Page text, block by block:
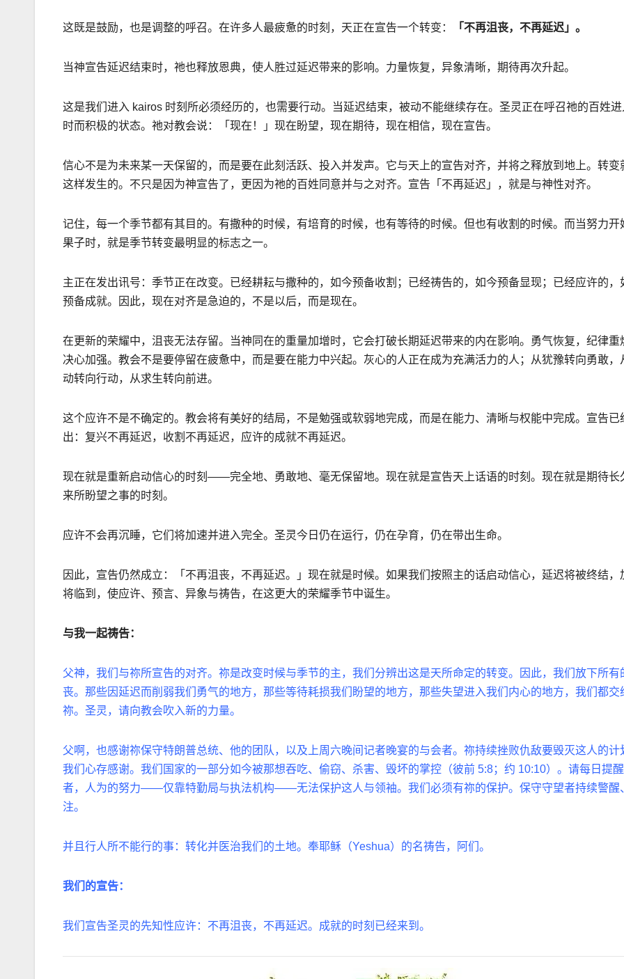
这既是鼓励，也是调整的呼召。在许多人最疲惫的时刻，天正在宣告一个转变： 「不再沮丧，不再延迟 」。
当神宣告延迟结束时，祂也释放恩典，使人胜过延迟带来的影响。力量恢复，异象清晰，期待再次升起。
这是我们进入 kairos 时刻所必须经历的，也需要行动。当延迟结束，被动不能继续存在。圣灵正在呼召祂的百姓进
时而积极的状态。祂对教会说：
「现在！」现在盼望，现在期待，现在相信，现在宣告。
信心不是为未来某一天保留的，而是要在此刻活跃、投入并发声。它与天上的宣告对齐，并将之释放到地上。转变
这样发生的。不只是因为神宣告了，更因为祂的百姓同意并与之对齐。宣告「不再延迟 」，就是与神性对齐。
记住，每一个季节都有其目的。有撒种的时候，有培育的时候，也有等待的时候。但也有收割的时候。而当努力开
果子时，就是季节转变最明显的标志之一。
主正在发出讯号：季节正在改变。已经耕耘与撒种的，如今预备收割；已经祷告的，如今预备显现；已经应许的，
预备成就。因此，现在对齐是急迫的，不是以后，而是现在。
在更新的荣耀中，沮丧无法存留。当神同在的重量加增时，它会打破长期延迟带来的内在影响。勇气恢复，纪律重
决心加强。教会不是要停留在疲惫中，而是要在能力中兴起。灰心的人正在成为充满活力的人；从犹豫转向勇敢，
动转向行动，从求生转向前进。
这个应许不是不确定的。教会将有美好的结局，不是勉强或软弱地完成，而是在能力、清晰与权能中完成。宣告已
出：复兴不再延迟，收割不再延迟，应许的成就不再延迟。
现在就是重新启动信心的时刻 ——完全地、勇敢地、毫无保留地。现在就是宣告天上话语的时刻。现在就是期待长
来所盼望之事的时刻。
应许不会再沉睡，它们将加速并进入完全。圣灵今日仍在运行，仍在孕育，仍在带出生命。
因此，宣告仍然成立：「不再沮丧，不再延迟。」现在就是时候。如果我们按照主的话启动信心，延迟将被终结，
将临到，使应许、预言、异象与祷告，在这更大的荣耀季节中诞生。
与我一起祷告：
父神，我们与祢所宣告的对齐。祢是改变时候与季节的主，我们分辨出这是天所命定的转变。因此，我们放下所有
丧。那些因延迟而削弱我们勇气的地方，那些等待耗损我们盼望的地方，那些失望进入我们内心的地方，我们都交
祢。圣灵，请向教会吹入新的力量。
父啊，也感谢祢保守特朗普总统、他的团队，以及上周六晚间记者晚宴的与会者。祢持续挫败仇敌要毁灭这人的计
我们心存感谢。我们国家的一部分如今被那想吞吃、偷窃、 杀害、毁坏的掌控（彼前 5:8；约 10:10）。请每日提
者，人为的努力——仅靠特勤局与执法机构——无法保护这人与领袖。我们必须有祢的保护。保守守望者持续警醒
注。
并且行人所不能行的事：转化并医治我们的土地。奉耶稣（Yeshua）的名祷告，阿们。
我们的宣告：
我们宣告圣灵的先知性应许：不再沮丧，不再延迟。成就的时刻已经来到。